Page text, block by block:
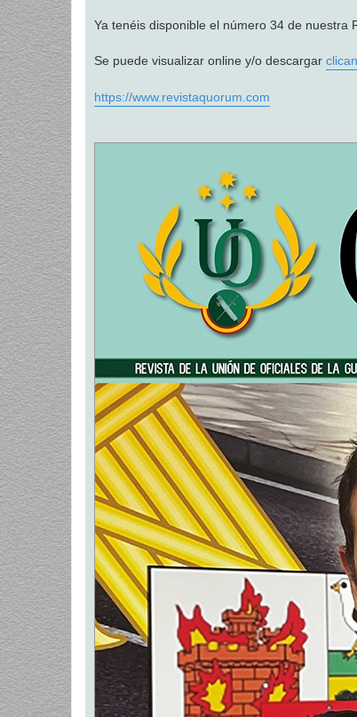
j
e
Ya tenéis disponible el número 34 de nuestra
Se puede visualizar online y/o descargar
https://www.revistaquorum.com